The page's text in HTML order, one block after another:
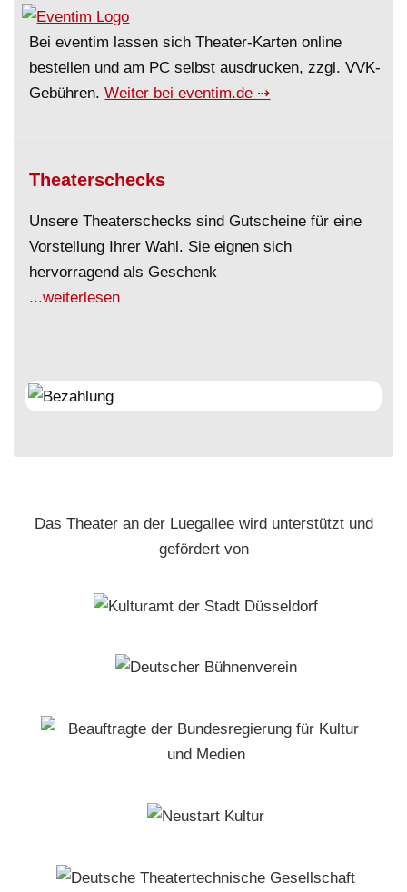
Bei eventim lassen sich Theater-Karten online
bestellen und am PC selbst ausdrucken, zzgl. VVK-
Gebühren.Weiter bei eventim.de ⇢
Theaterschecks
Unsere Theaterschecks sind Gutscheine für eine
Vorstellung Ihrer Wahl. Sie eignen sich
hervorragend als Geschenk
...weiterlesen
Das Theater an der Luegallee wird unterstützt und
gefördert von